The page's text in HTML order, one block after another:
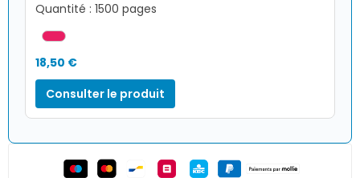
Quantité : 1500 pages
18,50 €
Consulter le produit